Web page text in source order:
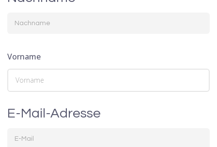
Vorname
E-Mail-Adresse